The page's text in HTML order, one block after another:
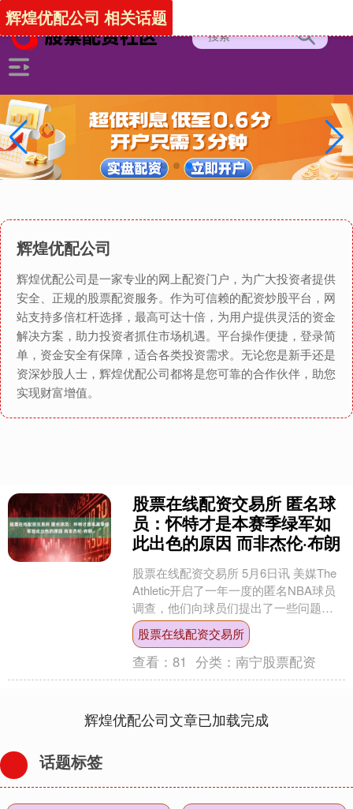
辉煌优配公司
辉煌优配公司是一家专业的网上配资门户，为广大投资者提供
安全、正规的股票配资服务。作为可信赖的配资炒股平台，网
站支持多倍杠杆选择，最高可达十倍，为用户提供灵活的资金
解决方案，助力投资者抓住市场机遇。平台操作便捷，登录简
单，资金安全有保障，适合各类投资需求。无论您是新手还是
资深炒股人士，辉煌优配公司都将是您可靠的合作伙伴，助您
实现财富增值。
辉煌优配公司 相关话题
股票在线配资交易所 匿名球
员：怀特才是本赛季绿军如
此出色的原因 而非杰伦·布朗
股票在线配资交易所 5月6日讯 美媒The
Athletic开启了一年一度的匿名NBA球员
调查，他们向球员们提出了一些问题，
其中一项是联盟最被低估的球员，凯尔
特....
股票在线配资交易所
查看：81 分类：南宁股票配资
辉煌优配公司文章已加载完成
话题标签